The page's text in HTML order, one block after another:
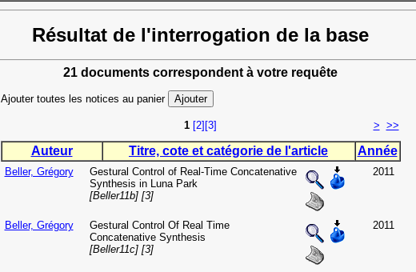
Résultat de l'interrogation de la base
21 documents correspondent à votre requête
Ajouter toutes les notices au panier
1 [2] [3] > >>
Auteur Titre, cote et catégorie de l'article Année
Beller, Grégory
Gestural Control of Real-Time Concatenative
Synthesis in Luna Park
[Beller11b] [3]
2011
Beller, Grégory
Gestural Control Of Real Time
Concatenative Synthesis
[Beller11c] [3]
2011